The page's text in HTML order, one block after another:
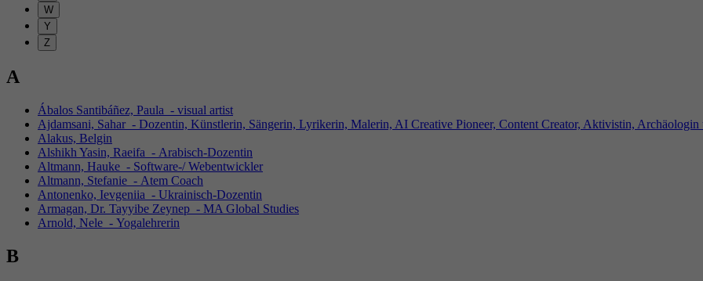
W
Y
Z
A
Ábalos Santibáñez, Paula - visual artist
Ajdamsani, Sahar - Dozentin, Künstlerin, Sängerin, Lyrikerin, Malerin, AI Creative Pioneer, Content Creator, Aktivistin, Archäologin
Alakus, Belgin
Alshikh Yasin, Raeifa - Arabisch-Dozentin
Altmann, Hauke - Software-/ Webentwickler
Altmann, Stefanie - Atem Coach
Antonenko, Ievgeniia - Ukrainisch-Dozentin
Armagan, Dr. Tayyibe Zeynep - MA Global Studies
Arnold, Nele - Yogalehrerin
B